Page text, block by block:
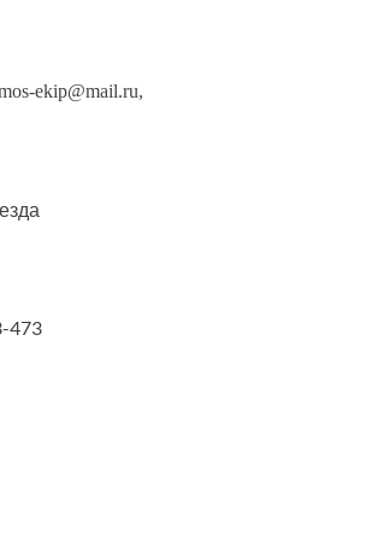
ekip@mail.ru,
473